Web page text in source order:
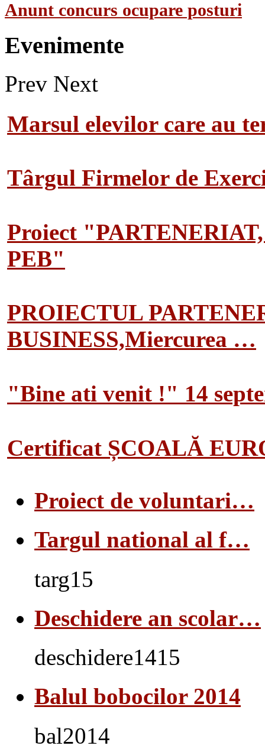
Anunt concurs ocupare posturi
Evenimente
Prev Next
Marsul elevilor care au
Târgul Firmelor de
Proiect
PEB"
PROIECTUL
BUSINESS,Miercurea …
"Bine ati venit !" 14
Certificat ȘCOALĂ
Proiect de voluntari…
Targul national al f…
targ15
Deschidere an scolar…
deschidere1415
Balul bobocilor 2014
bal2014